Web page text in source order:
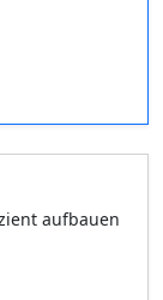
aufbauen